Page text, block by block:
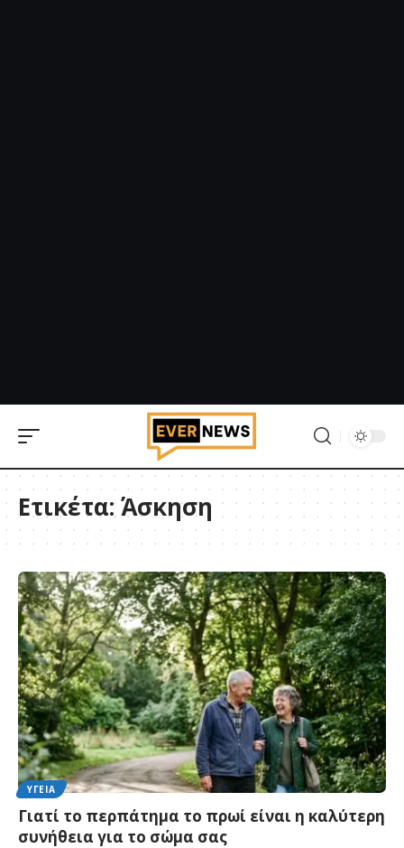
Ετικέτα:Άσκηση
ΥΓΕΊΑ
Γιατί το περπάτημα το πρωί είναι η καλύτερη
συνήθεια για το σώμα σας